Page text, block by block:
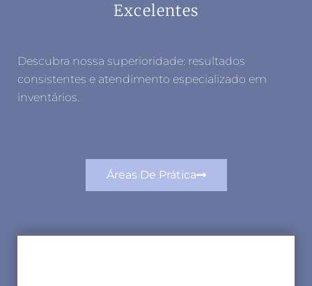
Excelentes
Descubra nossa superioridade: resultados
consistentes e atendimento especializado em
inventários.
Áreas De Prática